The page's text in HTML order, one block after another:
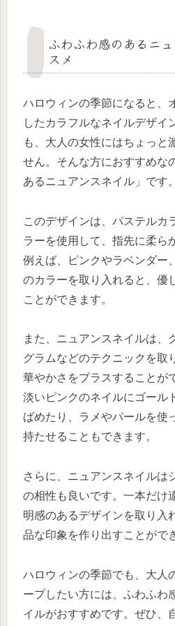
ふわふわ感のあるニ
スメ
ハロウィンの季節になると、
したカラフルなネイルデザイ
も、大人の女性にはちょっと
せん。そんな方におすすめな
あるニュアンスネイル」です。
このデザインは、パステルカ
ラーを使用して、指先に柔ら
例えば、ピンクやラベンダー
のカラーを取り入れると、優
ことができます。
また、ニュアンスネイルは、
グラムなどのテクニックを取
華やかさをプラスすることが
淡いピンクのネイルにゴール
ばめたり、ラメやパールを使
持たせることもできます。
さらに、ニュアンスネイルは
の相性も良いです。一本だけ
明感のあるデザインを取り入
品な印象を作り出すことがで
ハロウィンの季節でも、大人
ープしたい方には、ふわふわ
イルがおすすめです。ぜひ、